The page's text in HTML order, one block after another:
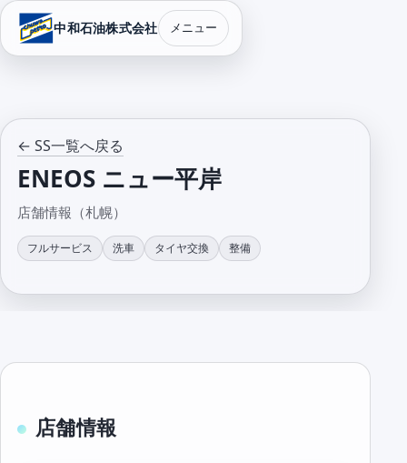
中和石油株式会社 メニュー
← SS一覧へ戻る
ENEOS ニュー平岸
店舗情報（札幌）
フルサービス 洗車 タイヤ交換 整備
店舗情報